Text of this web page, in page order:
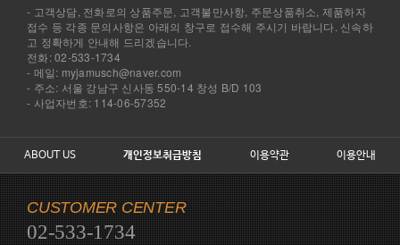
- 고객상담, 전화로의 상품주문, 고객불만사항, 주문상품취소, 제품하자
접수 등 각종 문의사항은 아래의 창구로 접수해 주시기 바랍니다. 신속하
고 정확하게 안내해 드리겠습니다.
전화: 02-533-1734
- 메일: myjamusch@naver.com
- 주소: 서울 강남구 신사동 550-14 창성 B/D 103
- 사업자번호: 114-06-57352
ABOUT US 개인정보취급방침 이용약관 이용안내
CUSTOMER CENTER
02-533-1734